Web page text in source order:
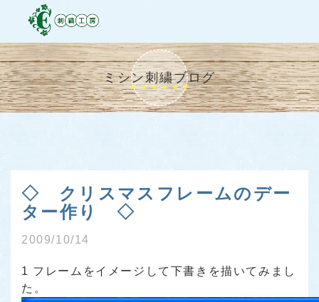
ミシン刺繍ブログ
◇ クリスマスフレームのデー
ター作り ◇
2009/10/14
1 フレームをイメージして下書きを描いてみまし
た。